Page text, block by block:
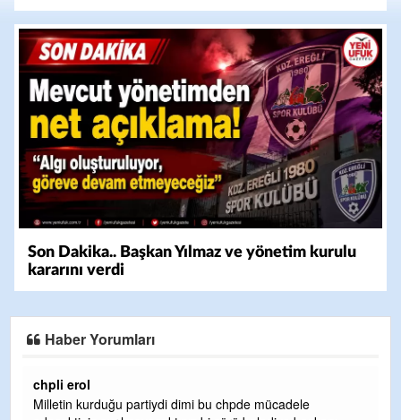
Son Dakika.. Başkan Yılmaz ve yönetim kurulu
kararını verdi
Haber Yorumları
Ereğlili
Ereğli Futbol Kulübünü Erdemir'i özelleştirenler düşünsün